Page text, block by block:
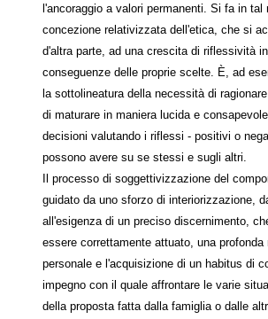
l'ancoraggio a valori permanenti. Si fa in tal
concezione relativizzata dell'etica, che si
d'altra parte, ad una crescita di riflessività
conseguenze delle proprie scelte. È, ad
la sottolineatura della necessità di
di maturare in maniera lucida e
decisioni valutando i riflessi - positivi o
possono avere su se stessi e sugli altri.
Il processo di soggettivizzazione del
guidato da uno sforzo di interiorizzazione,
all'esigenza di un preciso discernimento,
essere correttamente attuato, una profonda
personale e l'acquisizione di un habitus di
impegno con il quale affrontare le varie
della proposta fatta dalla famiglia o dalle